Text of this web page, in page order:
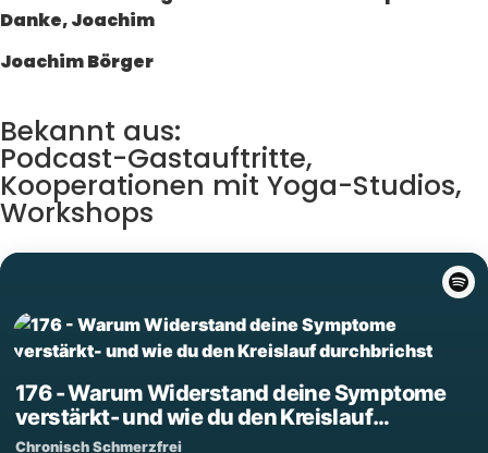
Danke, Joachim
Joachim Börger
Bekannt aus:
Podcast-Gastauftritte,
Kooperationen mit Yoga-Studios,
Workshops
176 - Warum Widerstand deine Symptome
verstärkt- und wie du den Kreislauf
durchbrichst
Chronisch Schmerzfrei